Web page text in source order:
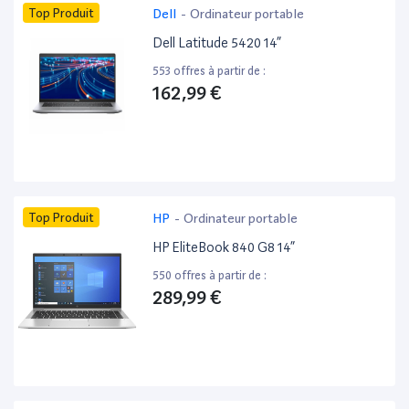
Top Produit Dell - Ordinateur portable
Dell Latitude 5420 14”
553 offres à partir de :
162,99 €
Top Produit HP - Ordinateur portable
HP EliteBook 840 G8 14”
550 offres à partir de :
289,99 €